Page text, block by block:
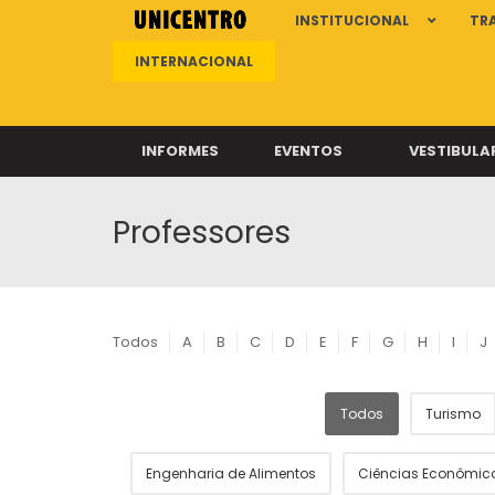
INSTITUCIONAL
INTERNACIONAL
INFORMES EVENTOS
Professores
Todos A B C D E F G H I J
Todos Turismo
Engenharia de Alimentos Ciências